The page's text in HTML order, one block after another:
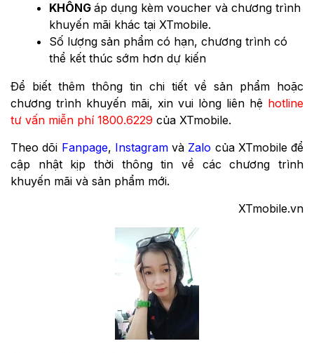
KHÔNG áp dụng kèm voucher và chương trình
khuyến mãi khác tại XTmobile.
Số lượng sản phẩm có hạn, chương trình có
thể kết thúc sớm hơn dự kiến
Ðể biết thêm thông tin chi tiết về sản phẩm hoặc
chương trình khuyến mãi, xin vui lòng liên hệ hotline
tư vấn miễn phí 1800.6229 của XTmobile.
Theo dõi Fanpage, Instagram và Zalo của XTmobile để
cập nhật kịp thời thông tin về các chương trình
khuyến mãi và sản phẩm mới.
XTmobile.vn